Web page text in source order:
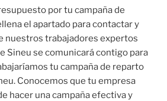
por tu campaña de
el apartado para contactar y
nuestros trabajadores expertos
Sineu se comunicará contigo para
tu campaña de reparto
Conocemos que tu empresa
hacer una campaña efectiva y